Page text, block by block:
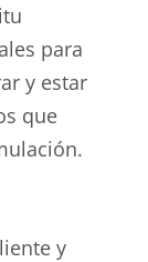
para
y estar
que
y